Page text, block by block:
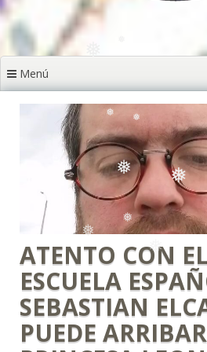
❅
❅
❅
❅
❅
Menú
ATENTO CON
ESCUELA
SEBASTIAN
PUEDE